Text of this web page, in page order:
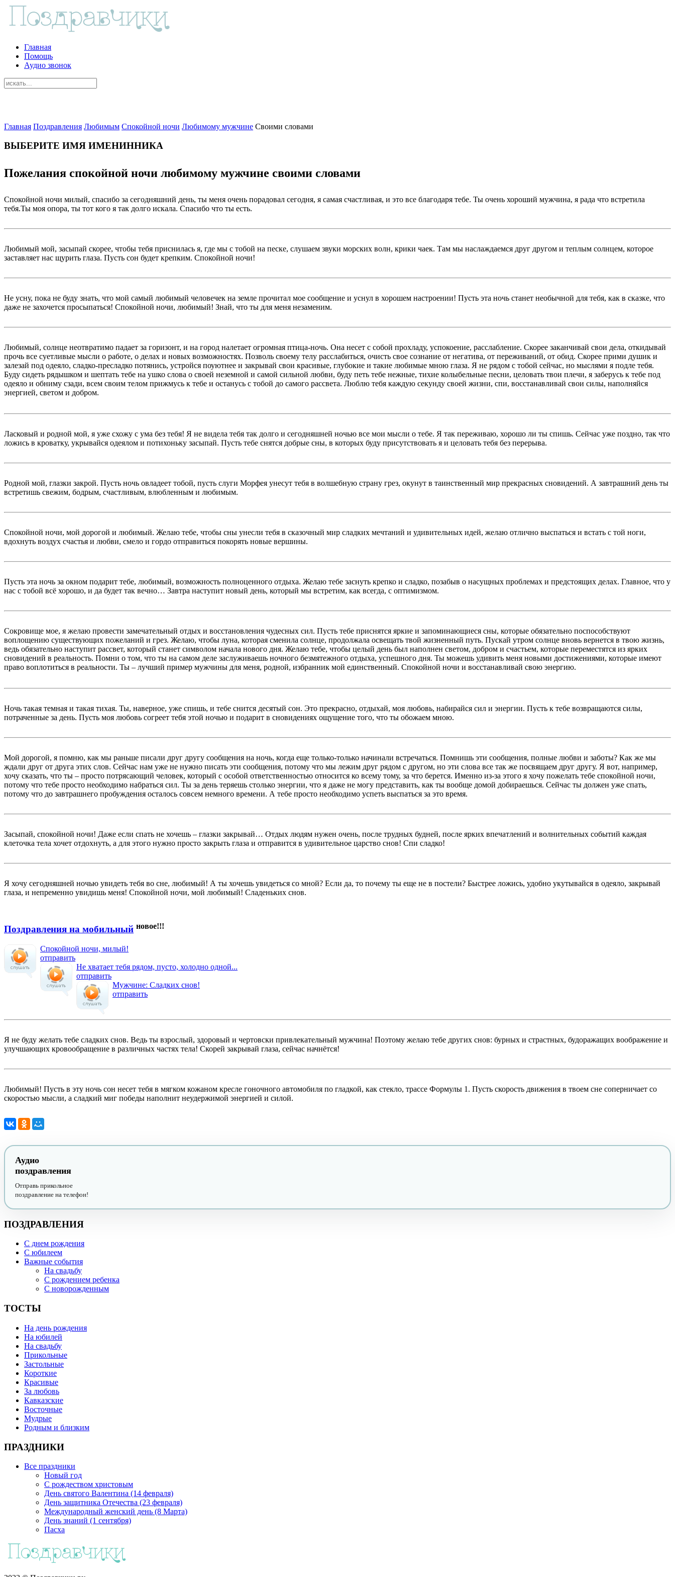
Главная
Помощь
Аудио звонок
Главная Поздравления Любимым Спокойной ночи Любимому мужчине Своими словами
ВЫБЕРИТЕ ИМЯ ИМЕНИННИКА
Пожелания спокойной ночи любимому мужчине своими словами
Спокойной ночи милый, спасибо за сегодняшний день, ты меня очень порадовал сегодня, я самая счастливая, и это все благодаря тебе. Ты очень хороший мужчина, я рада что встретила
тебя.Ты моя опора, ты тот кого я так долго искала. Спасибо что ты есть.
Любимый мой, засыпай скорее, чтобы тебя приснилась я, где мы с тобой на песке, слушаем звуки морских волн, крики чаек. Там мы наслаждаемся друг другом и теплым солнцем, которое
заставляет нас щурить глаза. Пусть сон будет крепким. Спокойной ночи!
Не усну, пока не буду знать, что мой самый любимый человечек на земле прочитал мое сообщение и уснул в хорошем настроении! Пусть эта ночь станет необычной для тебя, как в сказке, что
даже не захочется просыпаться! Спокойной ночи, любимый! Знай, что ты для меня незаменим.
Любимый, солнце неотвратимо падает за горизонт, и на город налетает огромная птица-ночь. Она несет с собой прохладу, успокоение, расслабление. Скорее заканчивай свои дела, откидывай
прочь все суетливые мысли о работе, о делах и новых возможностях. Позволь своему телу расслабиться, очисть свое сознание от негатива, от переживаний, от обид. Скорее прими душик и
залезай под одеяло, сладко-пресладко потянись, устройся поуютнее и закрывай свои красивые, глубокие и такие любимые мною глаза. Я не рядом с тобой сейчас, но мыслями я подле тебя.
Буду сидеть рядышком и шептать тебе на ушко слова о своей неземной и самой сильной любви, буду петь тебе нежные, тихие колыбельные песни, целовать твои плечи, я заберусь к тебе под
одеяло и обниму сзади, всем своим телом прижмусь к тебе и останусь с тобой до самого рассвета. Люблю тебя каждую секунду своей жизни, спи, восстанавливай свои силы, наполняйся
энергией, светом и добром.
Ласковый и родной мой, я уже схожу с ума без тебя! Я не видела тебя так долго и сегодняшней ночью все мои мысли о тебе. Я так переживаю, хорошо ли ты спишь. Сейчас уже поздно, так что
ложись в кроватку, укрывайся одеялом и потихоньку засыпай. Пусть тебе снятся добрые сны, в которых буду присутствовать я и целовать тебя без перерыва.
Родной мой, глазки закрой. Пусть ночь овладеет тобой, пусть слуги Морфея унесут тебя в волшебную страну грез, окунут в таинственный мир прекрасных сновидений. А завтрашний день ты
встретишь свежим, бодрым, счастливым, влюбленным и любимым.
Спокойной ночи, мой дорогой и любимый. Желаю тебе, чтобы сны унесли тебя в сказочный мир сладких мечтаний и удивительных идей, желаю отлично выспаться и встать с той ноги,
вдохнуть воздух счастья и любви, смело и гордо отправиться покорять новые вершины.
Пусть эта ночь за окном подарит тебе, любимый, возможность полноценного отдыха. Желаю тебе заснуть крепко и сладко, позабыв о насущных проблемах и предстоящих делах. Главное, что у
нас с тобой всё хорошо, и да будет так вечно… Завтра наступит новый день, который мы встретим, как всегда, с оптимизмом.
Сокровище мое, я желаю провести замечательный отдых и восстановления чудесных сил. Пусть тебе приснятся яркие и запоминающиеся сны, которые обязательно поспособствуют
воплощению существующих пожеланий и грез. Желаю, чтобы луна, которая сменила солнце, продолжала освещать твой жизненный путь. Пускай утром солнце вновь вернется в твою жизнь,
ведь обязательно наступит рассвет, который станет символом начала нового дня. Желаю тебе, чтобы целый день был наполнен светом, добром и счастьем, которые переместятся из ярких
сновидений в реальность. Помни о том, что ты на самом деле заслуживаешь ночного безмятежного отдыха, успешного дня. Ты можешь удивить меня новыми достижениями, которые имеют
право воплотиться в реальности. Ты – лучший пример мужчины для меня, родной, избранник мой единственный. Спокойной ночи и восстанавливай свою энергию.
Ночь такая темная и такая тихая. Ты, наверное, уже спишь, и тебе снится десятый сон. Это прекрасно, отдыхай, моя любовь, набирайся сил и энергии. Пусть к тебе возвращаются силы,
потраченные за день. Пусть моя любовь согреет тебя этой ночью и подарит в сновидениях ощущение того, что ты обожаем мною.
Мой дорогой, я помню, как мы раньше писали друг другу сообщения на ночь, когда еще только-только начинали встречаться. Помнишь эти сообщения, полные любви и заботы? Как же мы
ждали друг от друга этих слов. Сейчас нам уже не нужно писать эти сообщения, потому что мы лежим друг рядом с другом, но эти слова все так же посвящаем друг другу. Я вот, например,
хочу сказать, что ты – просто потрясающий человек, который с особой ответственностью относится ко всему тому, за что берется. Именно из-за этого я хочу пожелать тебе спокойной ночи,
потому что тебе просто необходимо набраться сил. Ты за день теряешь столько энергии, что я даже не могу представить, как ты вообще домой добираешься. Сейчас ты должен уже спать,
потому что до завтрашнего пробуждения осталось совсем немного времени. А тебе просто необходимо успеть выспаться за это время.
Засыпай, спокойной ночи! Даже если спать не хочешь – глазки закрывай… Отдых людям нужен очень, после трудных будней, после ярких впечатлений и волнительных событий каждая
клеточка тела хочет отдохнуть, а для этого нужно просто закрыть глаза и отправится в удивительное царство снов! Спи сладко!
Я хочу сегодняшней ночью увидеть тебя во сне, любимый! А ты хочешь увидеться со мной? Если да, то почему ты еще не в постели? Быстрее ложись, удобно укутывайся в одеяло, закрывай
глаза, и непременно увидишь меня! Спокойной ночи, мой любимый! Сладеньких снов.
Поздравления на мобильный новое!!!
Спокойной ночи, милый!
отправить
Не хватает тебя рядом, пусто, холодно одной...
отправить
Мужчине: Сладких снов!
отправить
Я не буду желать тебе сладких снов. Ведь ты взрослый, здоровый и чертовски привлекательный мужчина! Поэтому желаю тебе других снов: бурных и страстных, будоражащих воображение и
улучшающих кровообращение в различных частях тела! Скорей закрывай глаза, сейчас начнётся!
Любимый! Пусть в эту ночь сон несет тебя в мягком кожаном кресле гоночного автомобиля по гладкой, как стекло, трассе Формулы 1. Пусть скорость движения в твоем сне соперничает со
скоростью мысли, а сладкий миг победы наполнит неудержимой энергией и силой.
Аудио
поздравления
Отправь прикольное
поздравление на телефон!
ПОЗДРАВЛЕНИЯ
С днем рождения
С юбилеем
Важные события
На свадьбу
С рождением ребенка
С новорожденным
ТОСТЫ
На день рождения
На юбилей
На свадьбу
Прикольные
Застольные
Короткие
Красивые
За любовь
Кавказские
Восточные
Мудрые
Родным и близким
ПРАЗДНИКИ
Все праздники
Новый год
С рождеством христовым
День святого Валентина (14 февраля)
День защитника Отечества (23 февраля)
Международный женский день (8 Марта)
День знаний (1 сентября)
Пасха